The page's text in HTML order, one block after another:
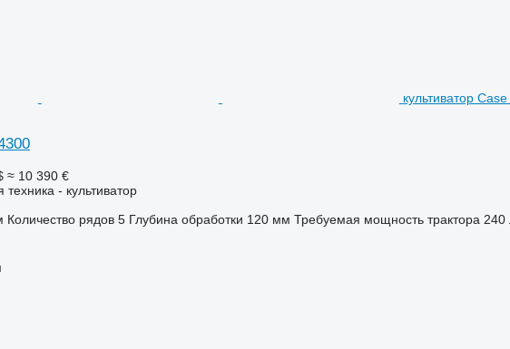
культиватор
≈ 10 390 €
- культиватор
Количество рядов 5 Глубина обработки 120 мм Требуемая мощность трактора 240